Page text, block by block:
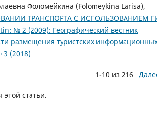
Фоломейкина (Folomeykina Larisa),
ТРАНСПОРТА С ИСПОЛЬЗОВАНИЕМ
№ 2 (2009): Географический вестник
размещения туристских информационных
3 (2018)
1-10 из 216
этой статьи.